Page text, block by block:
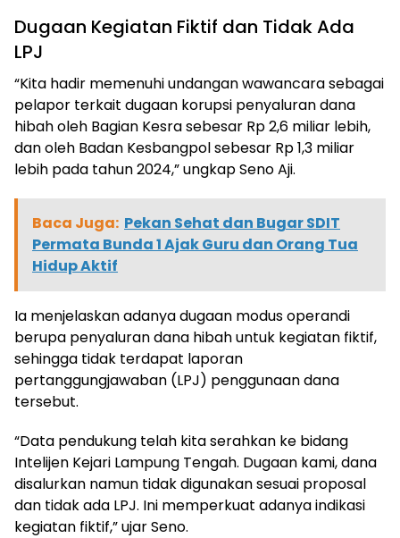
Dugaan Kegiatan Fiktif dan Tidak Ada
LPJ
“Kita hadir memenuhi undangan wawancara sebagai
pelapor terkait dugaan korupsi penyaluran dana
hibah oleh Bagian Kesra sebesar Rp 2,6 miliar lebih,
dan oleh Badan Kesbangpol sebesar Rp 1,3 miliar
lebih pada tahun 2024,” ungkap Seno Aji.
Baca Juga: Pekan Sehat dan Bugar SDIT
Permata Bunda 1 Ajak Guru dan Orang Tua
Hidup Aktif
Ia menjelaskan adanya dugaan modus operandi
berupa penyaluran dana hibah untuk kegiatan fiktif,
sehingga tidak terdapat laporan
pertanggungjawaban (LPJ) penggunaan dana
tersebut.
“Data pendukung telah kita serahkan ke bidang
Intelijen Kejari Lampung Tengah. Dugaan kami, dana
disalurkan namun tidak digunakan sesuai proposal
dan tidak ada LPJ. Ini memperkuat adanya indikasi
kegiatan fiktif,” ujar Seno.